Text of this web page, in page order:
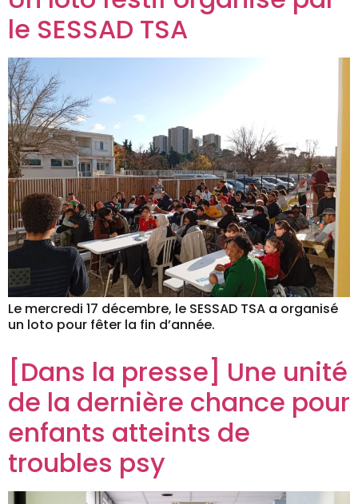
le SESSAD TSA
Le mercredi 17 décembre, le SESSAD TSA a organisé
un loto pour fêter la fin d’année.
[Dans la presse] Une unité
de la dernière chance pour
enfants atteints de
troubles psy